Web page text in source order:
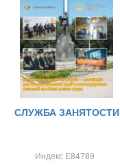
СЛУЖБА ЗАНЯТОСТИ
Индекс Е84789